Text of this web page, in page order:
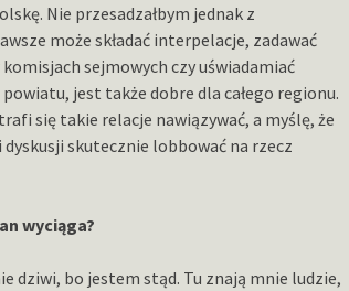
Nie przesadzałbym jednak z
może składać interpelacje, zadawać
sejmowych czy uświadamiać
jest także dobre dla całego regionu.
się takie relacje nawiązywać, a myślę, że
skutecznie lobbować na rzecz
wyciąga?
dziwi, bo jestem stąd. Tu znają mnie ludzie,